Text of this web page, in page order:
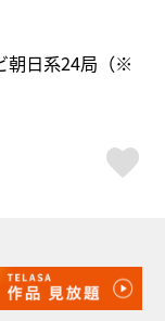
朝日系24局（※